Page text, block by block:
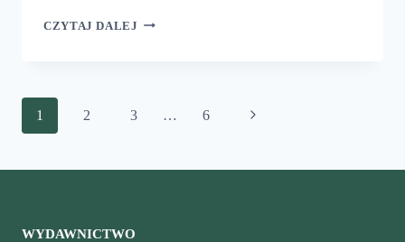
CZYTAJ DALEJ DINOZAURY
Nawigacja
strony
1 2 3 … 6 Następna
WYDAWNICTWO